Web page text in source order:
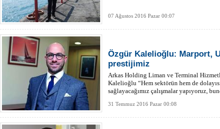
07 Ağustos 2016 Pazar 00:07
Özgür Kalelioğlu: Marport,
prestijimiz
Arkas Holding Liman ve Terminal
Kalelioğlu “Hem sektörün hem de
sağlayacağımız çalışmalar yapıyoruz,
31 Temmuz 2016 Pazar 00:08